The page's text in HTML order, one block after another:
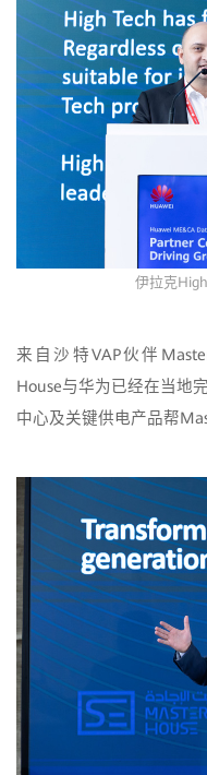
伊拉克
来自沙特VAP伙伴
House与华为已经在当地
中心及关键供电产品帮